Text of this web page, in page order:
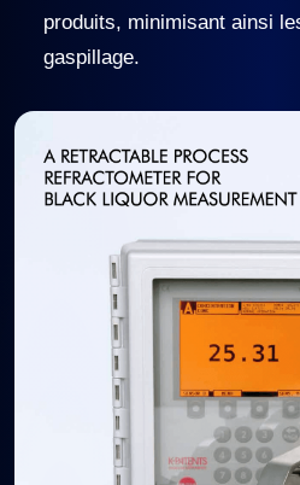
produits, minimisant ainsi
gaspillage.